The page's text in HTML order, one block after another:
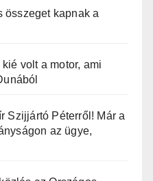
összeget kapnak a
volt a motor, ami
Szijjártó Péterről! Már a
az ügye,